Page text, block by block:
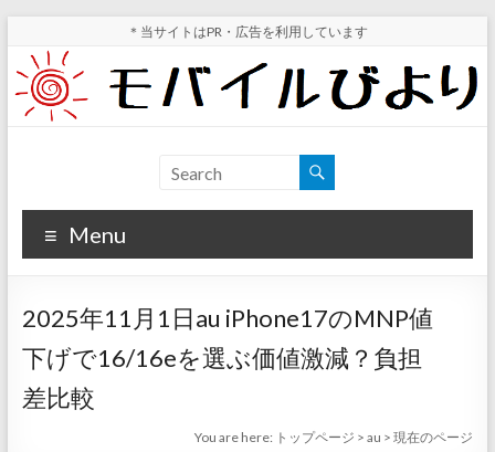
content
＊当サイトはPR・広告を利用しています
バ
イ
ル
び
よ
り
ビュ
ホ値
下げ
が分
Menu
2025年11月1日au iPhone17のMNP値
下げで16/16eを選ぶ価値激減？負担
差比較
You are here: トップページ >au >現在のページ